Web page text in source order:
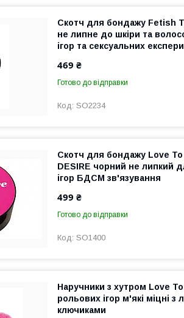
Скотч для бондажу Fetish
не липне до шкіри та
ігор та сексуальних
469 ₴
Готово до відправки
SO2234
Скотч для бондажу Love To
DESIRE чорний не липкий
ігор БДСМ зв'язування
499 ₴
Готово до відправки
SO1400
Наручники з хутром Love
рольових ігор м'які міцні з
ключиками